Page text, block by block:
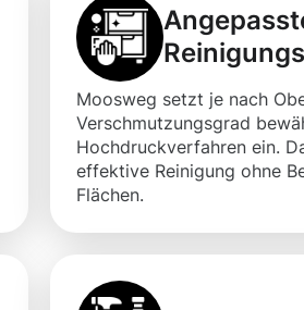
Moosweg setzt je nach
Verschmutzungsgrad
Hochdruckverfahren ein.
effektive Reinigung ohne
Flächen.